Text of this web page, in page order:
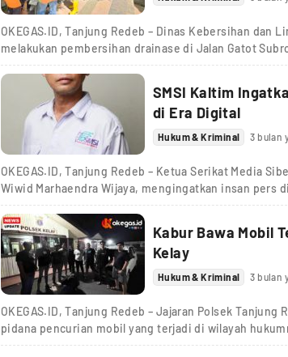
OKEGAS.ID, Tanjung Redeb – Dinas Kebersihan dan
melakukan pembersihan drainase di Jalan Gatot
SMSI Kaltim
di Era Digital
Hukum & Kriminal 3 bulan
OKEGAS.ID, Tanjung Redeb – Ketua Serikat Media
Wiwid Marhaendra Wijaya, mengingatkan insan pers
Kabur Bawa Mobil
Kelay
Hukum & Kriminal 3 bulan
OKEGAS.ID, Tanjung Redeb – Jajaran Polsek
pidana pencurian mobil yang terjadi di wilayah